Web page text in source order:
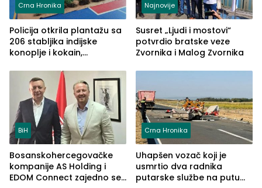
Crna Hronika
Policija otkrila plantažu sa
206 stabljika indijske
konoplje i kokain,
(FOTO)
Najnovije
Susret „Ljudi i mostovi“
potvrdio bratske veze
Zvornika i Malog Zvornika
BiH
Bosanskohercegovačke
kompanije AS Holding i
EDOM Connect zajedno se
Crna Hronika
Uhapšen vozač koji je
usmrtio dva radnika
putarske službe na putu